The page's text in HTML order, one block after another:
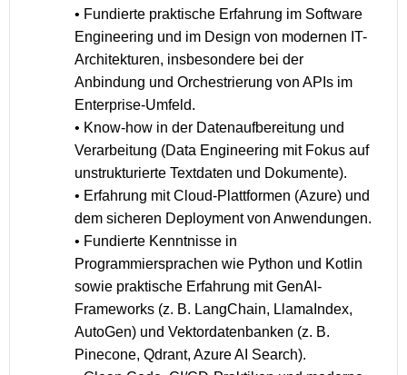
• Fundierte praktische Erfahrung im Software
Engineering und im Design von modernen IT-
Architekturen, insbesondere bei der
Anbindung und Orchestrierung von APIs im
Enterprise-Umfeld.
• Know-how in der Datenaufbereitung und
Verarbeitung (Data Engineering mit Fokus auf
unstrukturierte Textdaten und Dokumente).
• Erfahrung mit Cloud-Plattformen (Azure) und
dem sicheren Deployment von Anwendungen.
• Fundierte Kenntnisse in
Programmiersprachen wie Python und Kotlin
sowie praktische Erfahrung mit GenAI-
Frameworks (z. B. LangChain, LlamaIndex,
AutoGen) und Vektordatenbanken (z. B.
Pinecone, Qdrant, Azure AI Search).